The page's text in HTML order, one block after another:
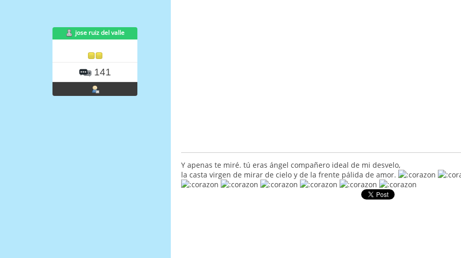
jose ruiz del valle
141
Y apenas te miré. tú eras ángel compañero ideal de mi desvelo,
la casta virgen de mirar de cielo y de la frente pálida de amor.